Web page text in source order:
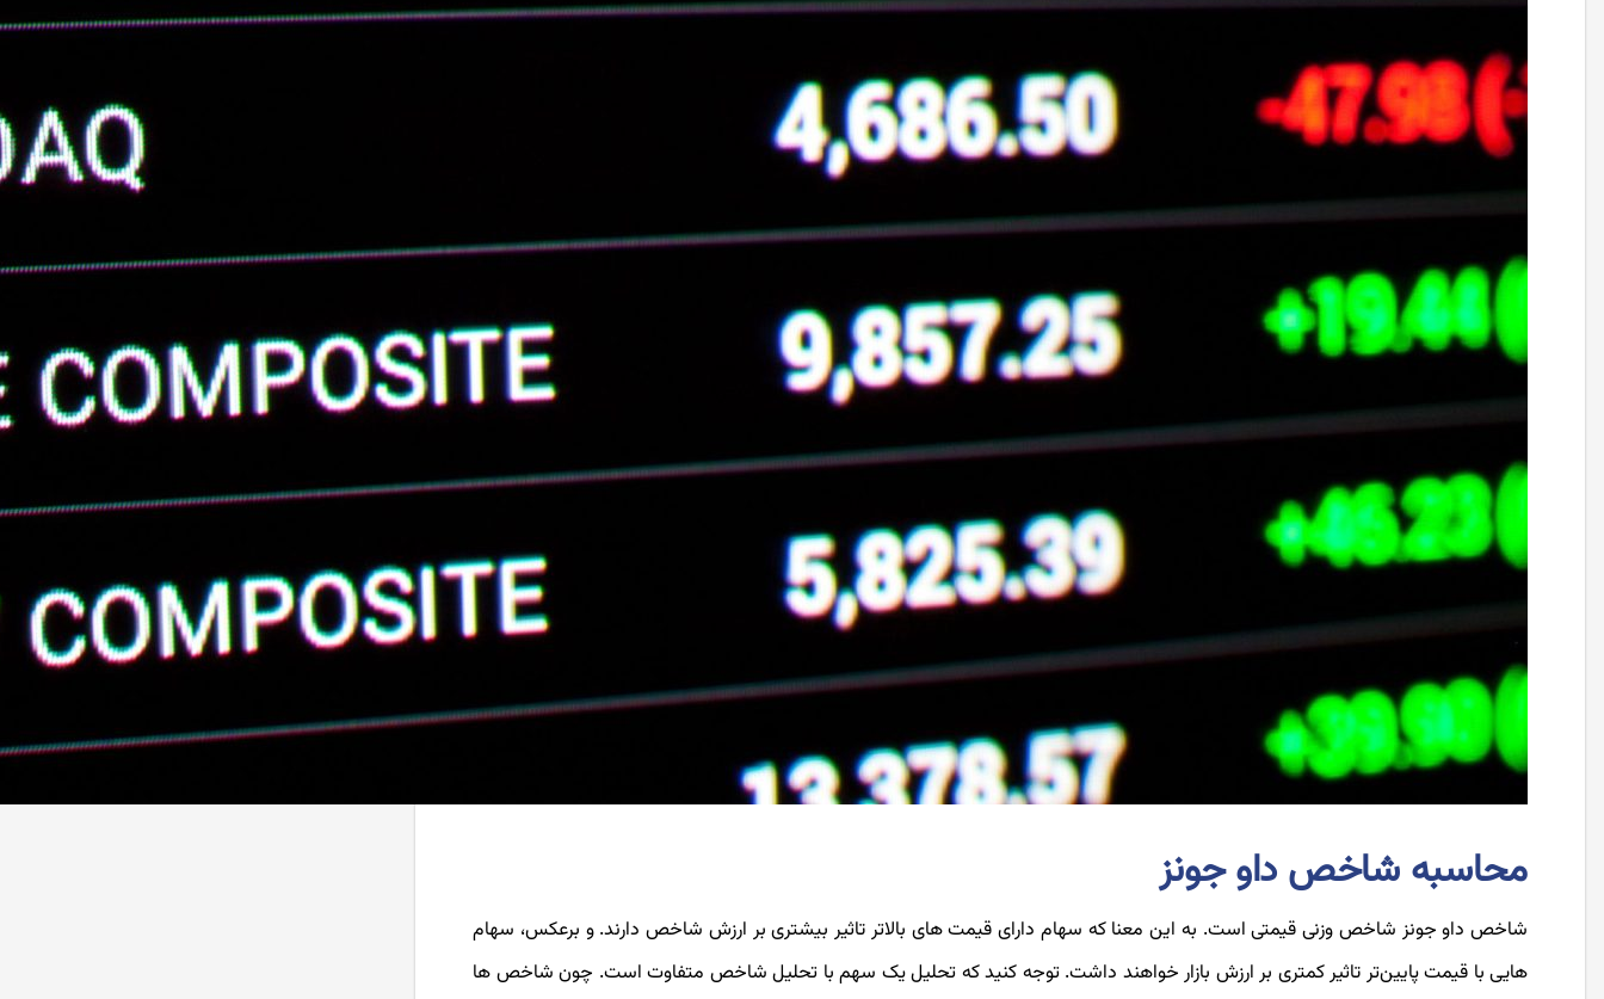
محاسبه شاخص داو جونز
شاخص داو جونز شاخص وزنی قیمتی است. به این معنا که سهام دارای قیمت‌ های بالاتر تاثیر بیشتری بر ارزش شاخص دارند. و برعکس، سهام
هایی با قیمت پایین‌تر تاثیر کمتری بر ارزش بازار خواهند داشت. توجه کنید که تحلیل یک سهم با تحلیل شاخص متفاوت است. چون شاخص ها